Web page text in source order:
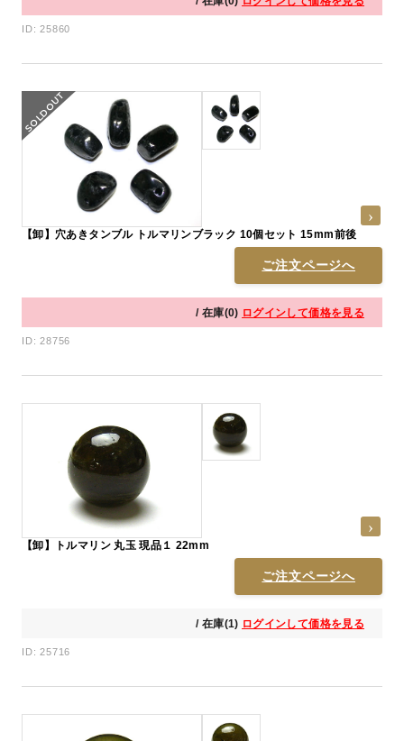
ID: 25860
【卸】穴あきタンブル トルマリンブラック 10個セット 15mm前後
ご注文ページへ
/ 在庫(0) ログインして価格を見る
ID: 28756
【卸】トルマリン 丸玉 現品１ 22mm
ご注文ページへ
/ 在庫(1) ログインして価格を見る
ID: 25716